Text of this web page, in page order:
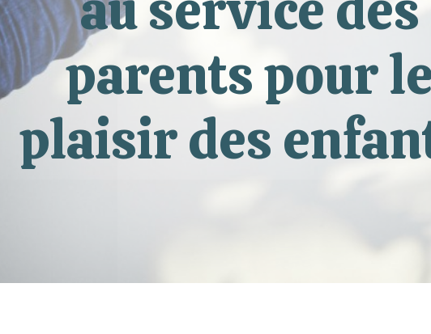
parents pour
plaisir des